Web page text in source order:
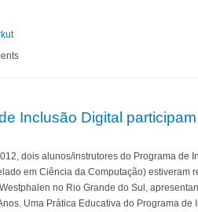
carreira na DAF Caminhões
Inclusão Digital
dois alunos/instrutores do Programa
em Ciência da Computação) estiveram
no Rio Grande do Sul,
Uma Prática Educativa do Programa de